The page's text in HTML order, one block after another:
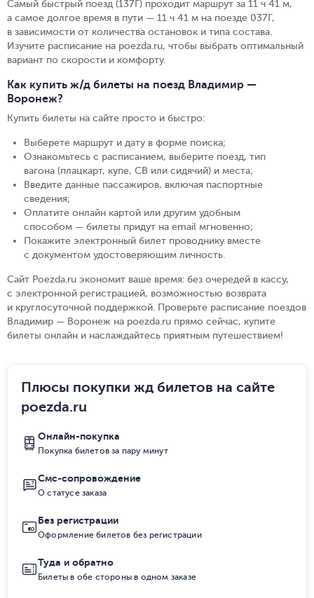
Самый быстрый поезд (137Г) проходит маршрут за 11 ч 41 м,
а самое долгое время в пути — 11 ч 41 м на поезде 037Г,
в зависимости от количества остановок и типа состава.
Изучите расписание на poezda.ru, чтобы выбрать оптимальный
вариант по скорости и комфорту.
Как купить ж/д билеты на поезд Владимир —
Воронеж?
Купить билеты на сайте просто и быстро:
Выберете маршрут и дату в форме поиска;
Ознакомьтесь с расписанием, выберите поезд, тип
вагона (плацкарт, купе, СВ или сидячий) и места;
Введите данные пассажиров, включая паспортные
сведения;
Оплатите онлайн картой или другим удобным
способом — билеты придут на email мгновенно;
Покажите электронный билет проводнику вместе
с документом удостоверяющим личность.
Сайт Poezda.ru экономит ваше время: без очередей в кассу,
с электронной регистрацией, возможностью возврата
и круглосуточной поддержкой. Проверьте расписание поездов
Владимир — Воронеж на poezda.ru прямо сейчас, купите
билеты онлайн и наслаждайтесь приятным путешествием!
Плюсы покупки жд билетов на сайте
poezda.ru
Онлайн-покупка
Покупка билетов за пару минут
Смс-сопровождение
О статусе заказа
Без регистрации
Оформление билетов без регистрации
Туда и обратно
Билеты в обе стороны в одном заказе